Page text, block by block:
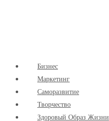
Бизнес
Маркетинг
Cаморазвитие
Творчество
Здоровый Образ Жизни